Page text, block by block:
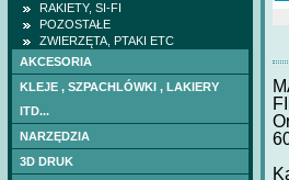
RAKIETY, SI-FI
POZOSTAŁE
ZWIERZĘTA, PTAKI ETC
AKCESORIA
KLEJE , SZPACHLÓWKI , LAKIERY
ITD...
NARZĘDZIA
3D DRUK